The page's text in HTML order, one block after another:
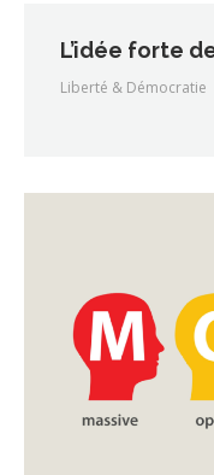
L’idée forte
Liberté & Démocratie